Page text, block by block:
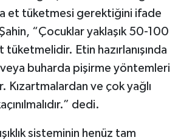
et tüketmesi gerektiğini ifade
“Çocuklar yaklaşık 50-100
tüketmelidir. Etin hazırlanışında
veya buharda pişirme yöntemleri
Kızartmalardan ve çok yağlı
dedi.
sisteminin henüz tam